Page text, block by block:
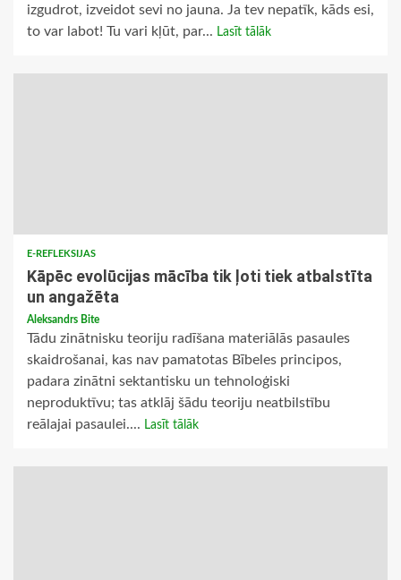
izgudrot, izveidot sevi no jauna. Ja tev nepatīk, kāds esi,
to var labot! Tu vari kļūt, par... Lasīt tālāk
E-REFLEKSIJAS
Kāpēc evolūcijas mācība tik ļoti tiek atbalstīta
un angažēta
Aleksandrs Bite
Tādu zinātnisku teoriju radīšana materiālās pasaules
skaidrošanai, kas nav pamatotas Bībeles principos,
padara zinātni sektantisku un tehnoloģiski
neproduktīvu; tas atklāj šādu teoriju neatbilstību
reālajai pasaulei.... Lasīt tālāk